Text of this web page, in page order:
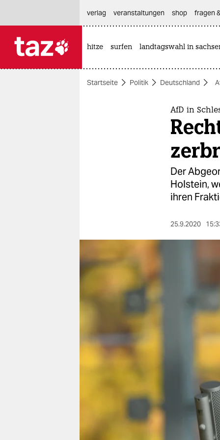
themen
nord
wahrheit
verlag
verlag
veranstaltungen
shop
unterstützen
genossenschaft
verlag
veranstaltungen shop fragen
hitze surfen landtagswahl in
Startseite Politik Deutschland
AfD in
Der
Holstein,
ihren
25.9.2020